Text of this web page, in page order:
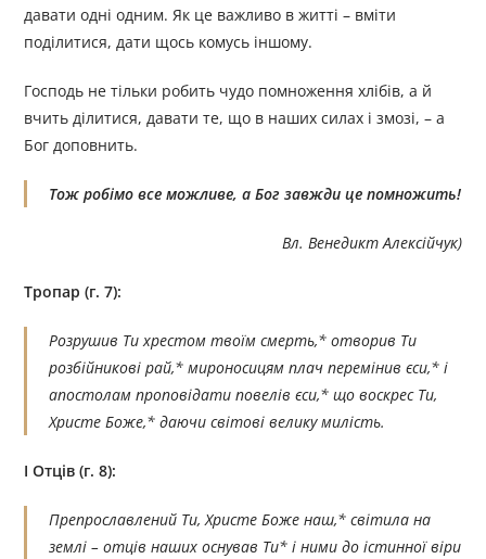
давати одні одним. Як це важливо в житті – вміти
поділитися, дати щось комусь іншому.
Господь не тільки робить чудо помноження хлібів, а й
вчить ділитися, давати те, що в наших силах і змозі, – а
Бог доповнить.
Тож робімо все можливе, а Бог завжди це помножить!
Вл. Венедикт Алексійчук)
Тропар (г. 7):
Розрушив Ти хрестом твоїм смерть,* отворив Ти
розбійникові рай,* мироносицям плач перемінив єси,* і
апостолам проповідати повелів єси,* що воскрес Ти,
Христе Боже,* даючи світові велику милість.
I Отців (г. 8):
Препрославлений Ти, Христе Боже наш,* світила на
землі – отців наших оснував Ти* і ними до істинної віри